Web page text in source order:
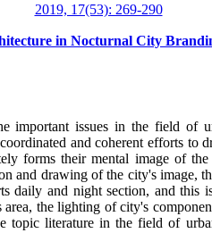
2019, 17(53): 269-290
in Nocturnal City
important issues in the field of
and coherent efforts to
forms their mental image of
and drawing of the city's image,
daily and night section, and this
area, the lighting of city's
topic literature in the field of